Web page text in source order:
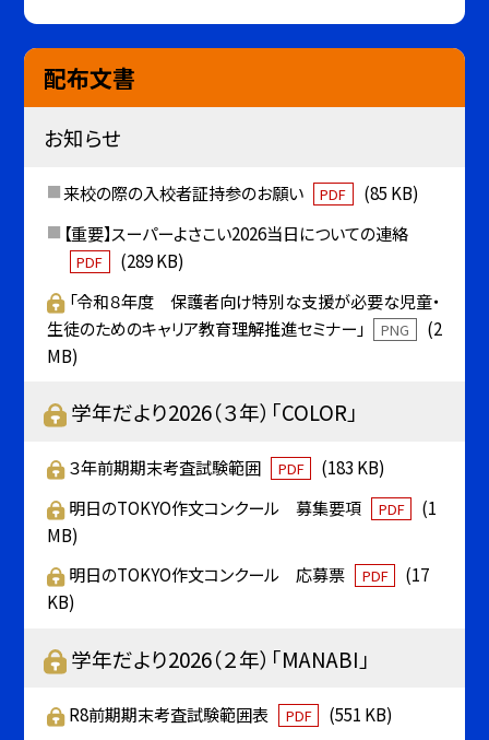
配布文書
お知らせ
来校の際の入校者証持参のお願い PDF
(85 KB)
【重要】スーパーよさこい2026当日についての連絡
PDF
(289 KB)
「令和８年度 保護者向け特別な支援が必要な児童・
生徒のためのキャリア教育理解推進セミナー」
PNG
(2
MB)
学年だより2026（３年）「COLOR」
３年前期期末考査試験範囲 PDF
(183 KB)
明日のTOKYO作文コンクール 募集要項
PDF
(1
MB)
明日のTOKYO作文コンクール 応募票
PDF
(17
KB)
学年だより2026（２年）「MANABI」
R8前期期末考査試験範囲表 PDF
(551 KB)